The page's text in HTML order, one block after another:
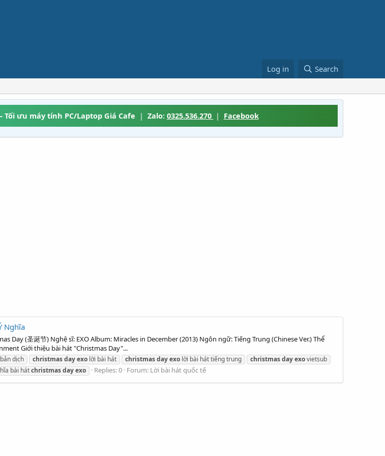
Log in Search
Tối ưu máy tính PC/Laptop Giá Cafe | Zalo: 0325.536.270 | Facebook
Nghĩa
Day (圣诞节) Nghệ sĩ: EXO Album: Miracles in December (2013) Ngôn ngữ: Tiếng Trung (Chinese Ver.) Thể
Giới thiệu bài hát "Christmas Day"...
bản dịch christmasdayexo lời bài hát christmasdayexo lời bài hát tiếng trung christmasdayexovietsub
bài hátchristmasdayexo Replies: 0 Forum: Lời bài hát quốc tế